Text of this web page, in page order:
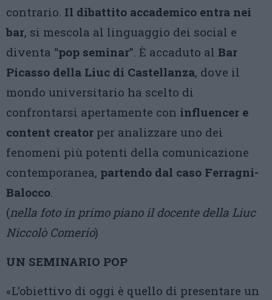
contrario. Il dibattito accademico entra nei
bar, si mescola al linguaggio dei social e
diventa “pop seminar”. È accaduto al Bar
Picasso della Liuc di Castellanza, dove il
mondo universitario ha scelto di
confrontarsi apertamente con influencer e
content creator per analizzare uno dei
fenomeni più potenti della comunicazione
contemporanea, partendo dal caso Ferragni-
Balocco.
(nella foto in primo piano il docente della Liuc
Niccolò Comerio)
UN SEMINARIO POP
«L’obiettivo di oggi è quello di presentare un